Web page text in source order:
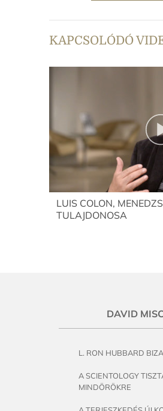
KAPCSOLÓDÓ
LUIS COLON,
TULAJDONOSA
DAVID
L. RON HUBBARD
A SCIENTOLOGY
MINDÖRÖKRE